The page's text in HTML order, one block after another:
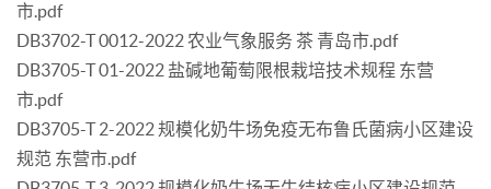
市.pdf
DB3702-T 0012-2022 农业气象服务 茶 青岛市.pdf
DB3705-T 01-2022 盐碱地葡萄限根栽培技术规程 东营
市.pdf
DB3705-T 2-2022 规模化奶牛场免疫无布鲁氏菌病小区建设
规范 东营市.pdf